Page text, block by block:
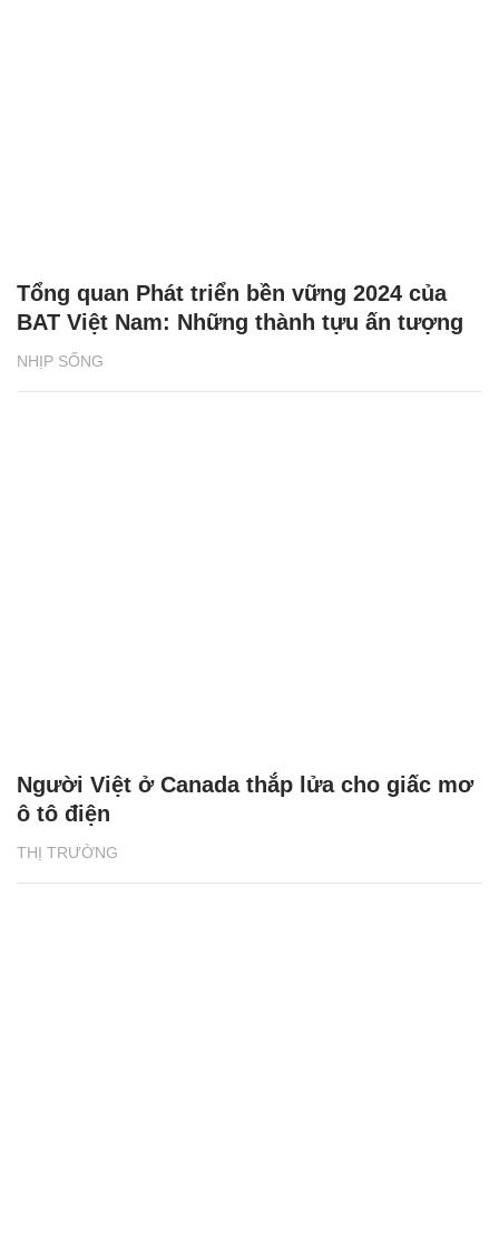
NHỊP SỐNG
Tổng quan Phát triển bền vững 2024 của
BAT Việt Nam: Những thành tựu ấn tượng
THỊ TRƯỜNG
Người Việt ở Canada thắp lửa cho giấc mơ
ô tô điện